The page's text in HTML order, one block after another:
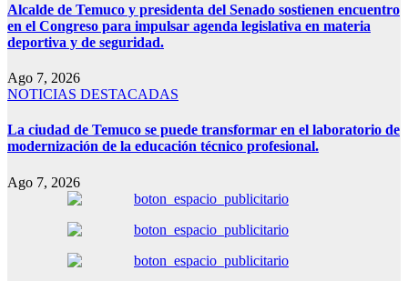
Alcalde de Temuco y presidenta del Senado sostienen encuentro
en el Congreso para impulsar agenda legislativa en materia
deportiva y de seguridad.
Ago 7, 2026
NOTICIAS DESTACADAS
La ciudad de Temuco se puede transformar en el laboratorio de
modernización de la educación técnico profesional.
Ago 7, 2026